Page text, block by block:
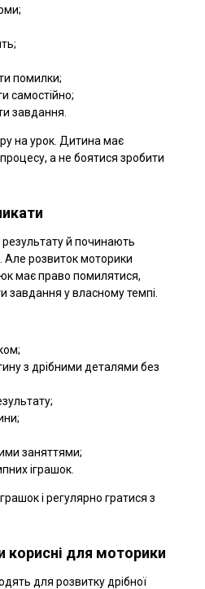
помилки;
самостійно;
завдання.
на урок. Дитина має
а не боятися зробити
результату й починають
Але розвиток моторики
має право помилятися,
завдання у власному темпі.
з дрібними деталями без
заняттями;
іграшок.
і регулярно гратися з
корисні для моторики
для розвитку дрібної